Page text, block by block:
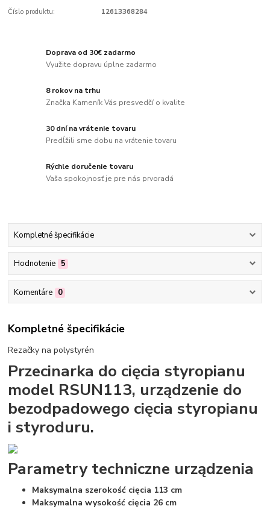
Číslo produktu: 12613368284
Doprava od 30€ zadarmo
Využite dopravu úplne zadarmo
8 rokov na trhu
Značka Kameník Vás presvedčí o kvalite
30 dní na vrátenie tovaru
Predĺžili sme dobu na vrátenie tovaru
Rýchle doručenie tovaru
Vaša spokojnosť je pre nás prvoradá
Kompletné špecifikácie
Hodnotenie 5
Komentáre 0
Kompletné špecifikácie
Rezačky na polystyrén
Przecinarka do cięcia styropianu
model RSUN113, urządzenie do
bezodpadowego cięcia styropianu
i styroduru.
Parametry techniczne urządzenia
Maksymalna szerokość cięcia 113 cm
Maksymalna wysokość cięcia 26 cm